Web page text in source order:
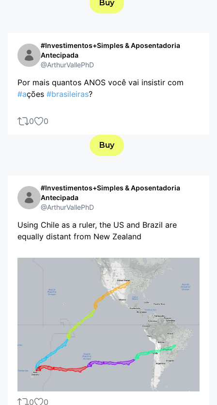
Buy
#Investimentos+Simples & Aposentadoria
Antecipada
@ArthurVallePhD
Por mais quantos ANOS você vai insistir com
#ações #brasileiras?
0 0
Buy
#Investimentos+Simples & Aposentadoria
Antecipada
@ArthurVallePhD
Using Chile as a ruler, the US and Brazil are
equally distant from New Zealand
0 0